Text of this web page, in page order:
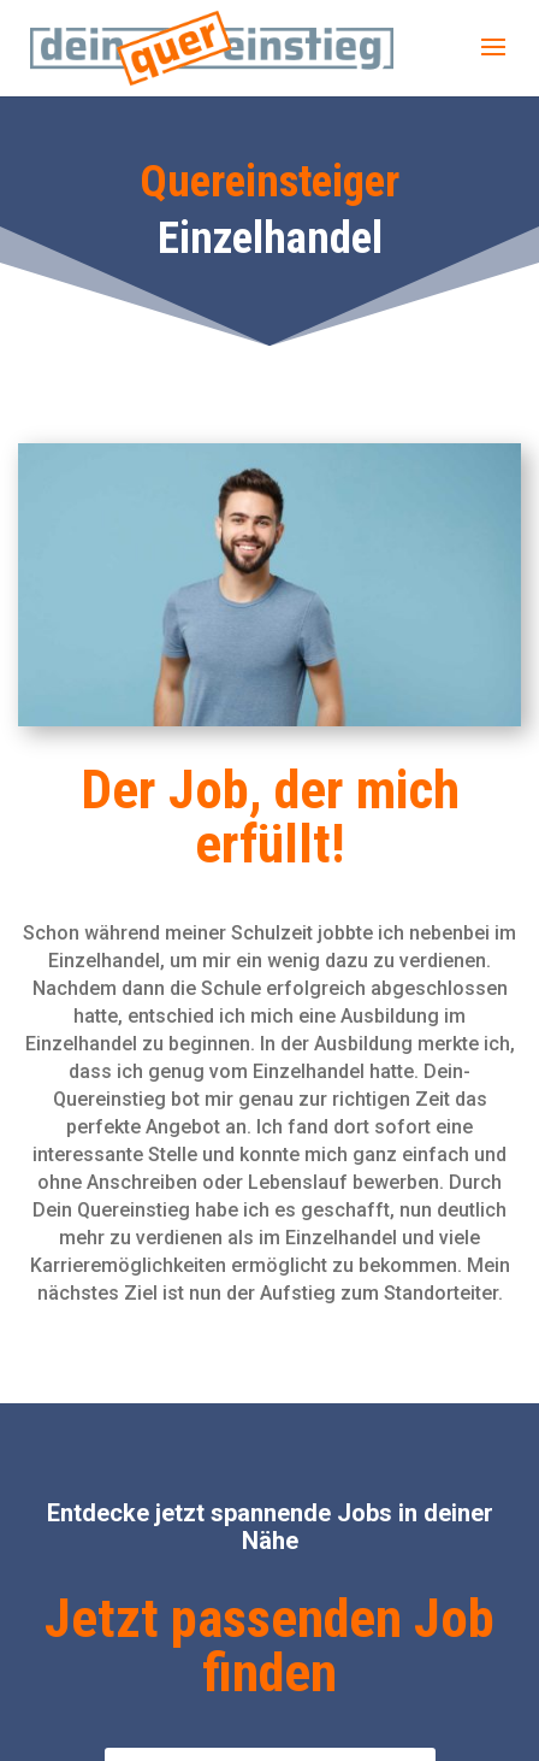
Quereinsteiger
Einzelhandel
Der Job, der mich
erfüllt!
Schon während meiner Schulzeit jobbte ich nebenbei im
Einzelhandel, um mir ein wenig dazu zu verdienen.
Nachdem dann die Schule erfolgreich abgeschlossen
hatte, entschied ich mich eine Ausbildung im
Einzelhandel zu beginnen. In der Ausbildung merkte ich,
dass ich genug vom Einzelhandel hatte. Dein-
Quereinstieg bot mir genau zur richtigen Zeit das
perfekte Angebot an. Ich fand dort sofort eine
interessante Stelle und konnte mich ganz einfach und
ohne Anschreiben oder Lebenslauf bewerben. Durch
Dein Quereinstieg habe ich es geschafft, nun deutlich
mehr zu verdienen als im Einzelhandel und viele
Karrieremöglichkeiten ermöglicht zu bekommen. Mein
nächstes Ziel ist nun der Aufstieg zum Standorteiter.
Entdecke jetzt spannende Jobs in deiner
Nähe
Jetzt passenden Job
finden